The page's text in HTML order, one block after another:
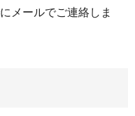
メールでご連絡しま